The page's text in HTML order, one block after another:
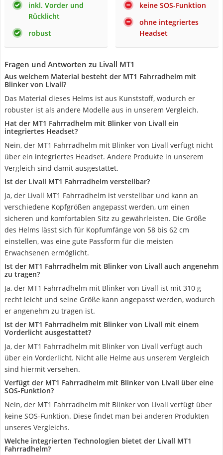
inkl. Vorder und
Rücklicht
robust
keine SOS-Funktion
ohne integriertes
Headset
Fragen und Antworten zu Livall MT1
Aus welchem Material besteht der MT1 Fahrradhelm mit
Blinker von Livall?
Das Material dieses Helms ist aus Kunststoff, wodurch er
robuster ist als andere Modelle aus in unserem Vergleich.
Hat der MT1 Fahrradhelm mit Blinker von Livall ein
integriertes Headset?
Nein, der MT1 Fahrradhelm mit Blinker von Livall verfügt nicht
über ein integriertes Headset. Andere Produkte in unserem
Vergleich sind damit ausgestattet.
Ist der Livall MT1 Fahrradhelm verstellbar?
Ja, der Livall MT1 Fahrradhelm ist verstellbar und kann an
verschiedene Kopfgrößen angepasst werden, um einen
sicheren und komfortablen Sitz zu gewährleisten. Die Größe
des Helms lässt sich für Kopfumfänge von 58 bis 62 cm
einstellen, was eine gute Passform für die meisten
Erwachsenen ermöglicht.
Ist der MT1 Fahrradhelm mit Blinker von Livall auch angenehm
zu tragen?
Ja, der MT1 Fahrradhelm mit Blinker von Livall ist mit 310 g
recht leicht und seine Größe kann angepasst werden, wodurch
er angenehm zu tragen ist.
Ist der MT1 Fahrradhelm mit Blinker von Livall mit einem
Vorderlicht ausgestattet?
Ja, der MT1 Fahrradhelm mit Blinker von Livall verfügt auch
über ein Vorderlicht. Nicht alle Helme aus unserem Vergleich
sind hiermit versehen.
Verfügt der MT1 Fahrradhelm mit Blinker von Livall über eine
SOS-Funktion?
Nein, der MT1 Fahrradhelm mit Blinker von Livall verfügt über
keine SOS-Funktion. Diese findet man bei anderen Produkten
unseres Vergleichs.
Welche integrierten Technologien bietet der Livall MT1
Fahrradhelm?